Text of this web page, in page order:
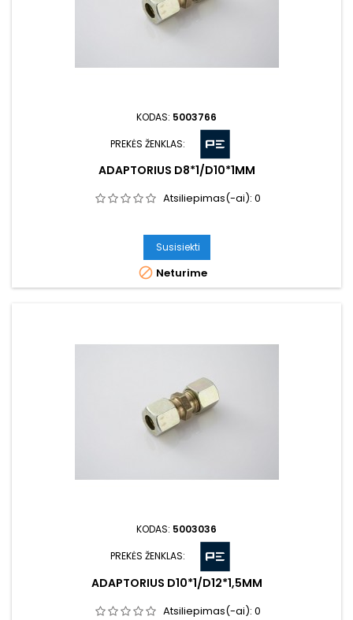
KODAS: 5003766
PREKĖS ŽENKLAS:
ADAPTORIUS D8*1/D10*1MM
Atsiliepimas(-ai): 0
Susisiekti
 Neturime
KODAS: 5003036
PREKĖS ŽENKLAS:
ADAPTORIUS D10*1/D12*1,5MM
Atsiliepimas(-ai): 0